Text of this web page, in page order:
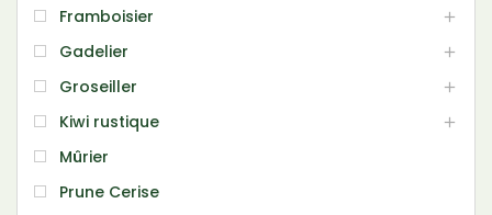
Framboisier
Gadelier
Groseiller
Kiwi rustique
Mûrier
Prune Cerise